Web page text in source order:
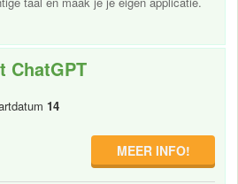
ChatGPT
14
MEER INFO!